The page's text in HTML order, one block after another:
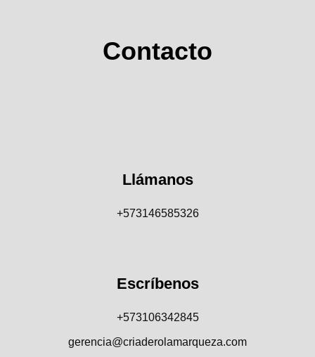
Contacto
Llámanos
+573146585326
Escríbenos
+573106342845
gerencia@criaderolamarqueza.com